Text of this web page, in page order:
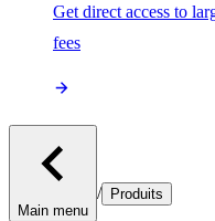
Get direct access to
fees
Main menu
/ Produits